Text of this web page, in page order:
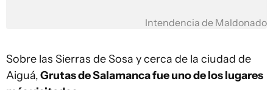
Intendencia de Maldonado
Sobre las Sierras de Sosa y cerca de la ciudad de
Aiguá,Grutas de Salamanca fue uno de los lugares